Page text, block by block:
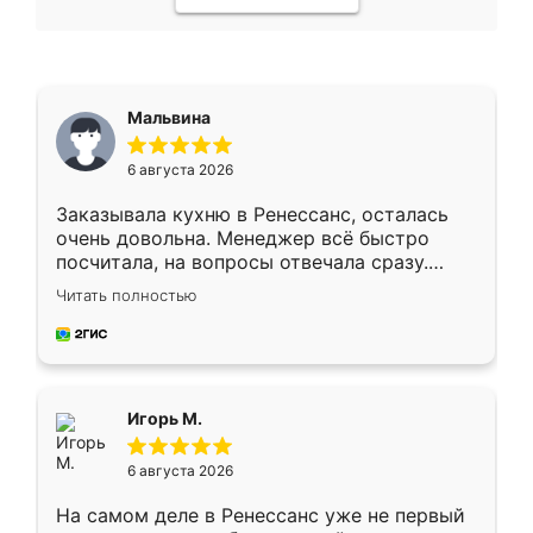
Мальвина
6 августа 2026
Заказывала кухню в Ренессанс, осталась
очень довольна. Менеджер всё быстро
посчитала, на вопросы отвечала сразу.
Замерщик приехал в субботу, подошёл к
делу со всей ответственностью. Собрали
за день, ребята работали аккуратно, даже
Читать полностью
Игорь М.
6 августа 2026
На самом деле в Ренессанс уже не первый